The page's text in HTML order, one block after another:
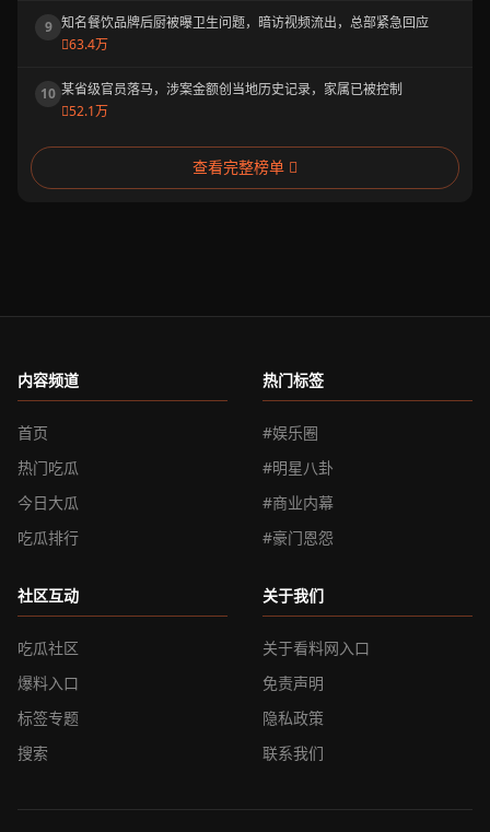
9 知名餐饮品牌后厨被曝卫生问题，暗访视频流出，总部紧急回应
63.4万
10 某省级官员落马，涉案金额创当地历史记录，家属已被控制
52.1万
查看完整榜单
内容频道
首页
热门吃瓜
今日大瓜
吃瓜排行
热门标签
#娱乐圈
#明星八卦
#商业内幕
#豪门恩怨
社区互动
吃瓜社区
爆料入口
标签专题
搜索
关于我们
关于看料网入口
免责声明
隐私政策
联系我们